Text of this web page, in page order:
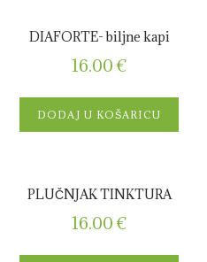
DIAFORTE- biljne kapi
16.00 €
DODAJ U KOŠARICU
PLUČNJAK TINKTURA
16.00 €